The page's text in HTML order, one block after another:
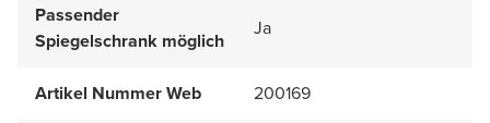
Passender
Spiegelschrank möglich
Ja
Artikel Nummer Web 200169